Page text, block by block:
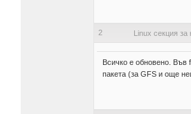
2 Linux секция за
Всичко е обновено. Във
пакета (за GFS и още